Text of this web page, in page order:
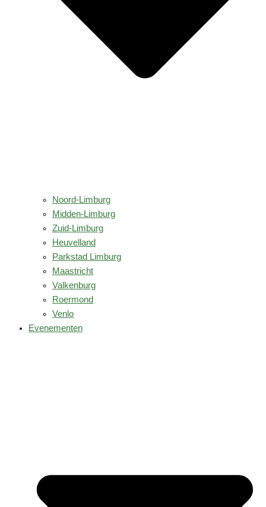
Noord-Limburg
Midden-Limburg
Zuid-Limburg
Heuvelland
Parkstad Limburg
Maastricht
Valkenburg
Roermond
Venlo
Evenementen